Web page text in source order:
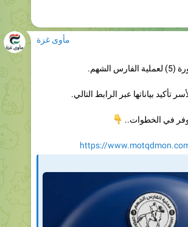
بياناتها عبر الرابط التالي.
في الخطوات..
https://